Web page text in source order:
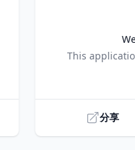
Title
This
分享